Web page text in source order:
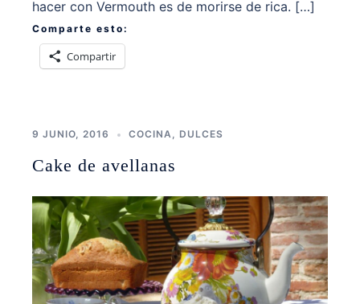
hacer con Vermouth es de morirse de rica. […]
Comparte esto:
Compartir
9 JUNIO, 2016 COCINA, DULCES
Cake de avellanas